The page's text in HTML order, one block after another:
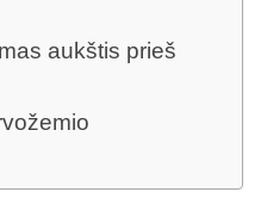
aukštis prieš